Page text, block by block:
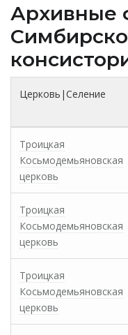
Архивные
Церковь|Селение
Троицкая
Косьмодемьяновская
церковь
Троицкая
Косьмодемьяновская
церковь
Троицкая
Косьмодемьяновская
церковь